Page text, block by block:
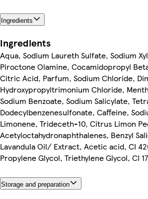
Ingredients
Ingredients
Aqua, Sodium Laureth Sulfate, Sodium
Piroctone Olamine, Cocamidopropyl
Citric Acid, Parfum, Sodium Chloride,
Hydroxypropyltrimonium Chloride,
Sodium Benzoate, Sodium Salicylate,
Dodecylbenzenesulfonate, Caffeine,
Limonene, Trideceth-10, Citrus Limon
Acetyloctahydronaphthalenes, Benzyl
Lavandula Oil/ Extract, Acetic acid, CI
Propylene Glycol, Triethylene Glycol, CI
Storage and preparation